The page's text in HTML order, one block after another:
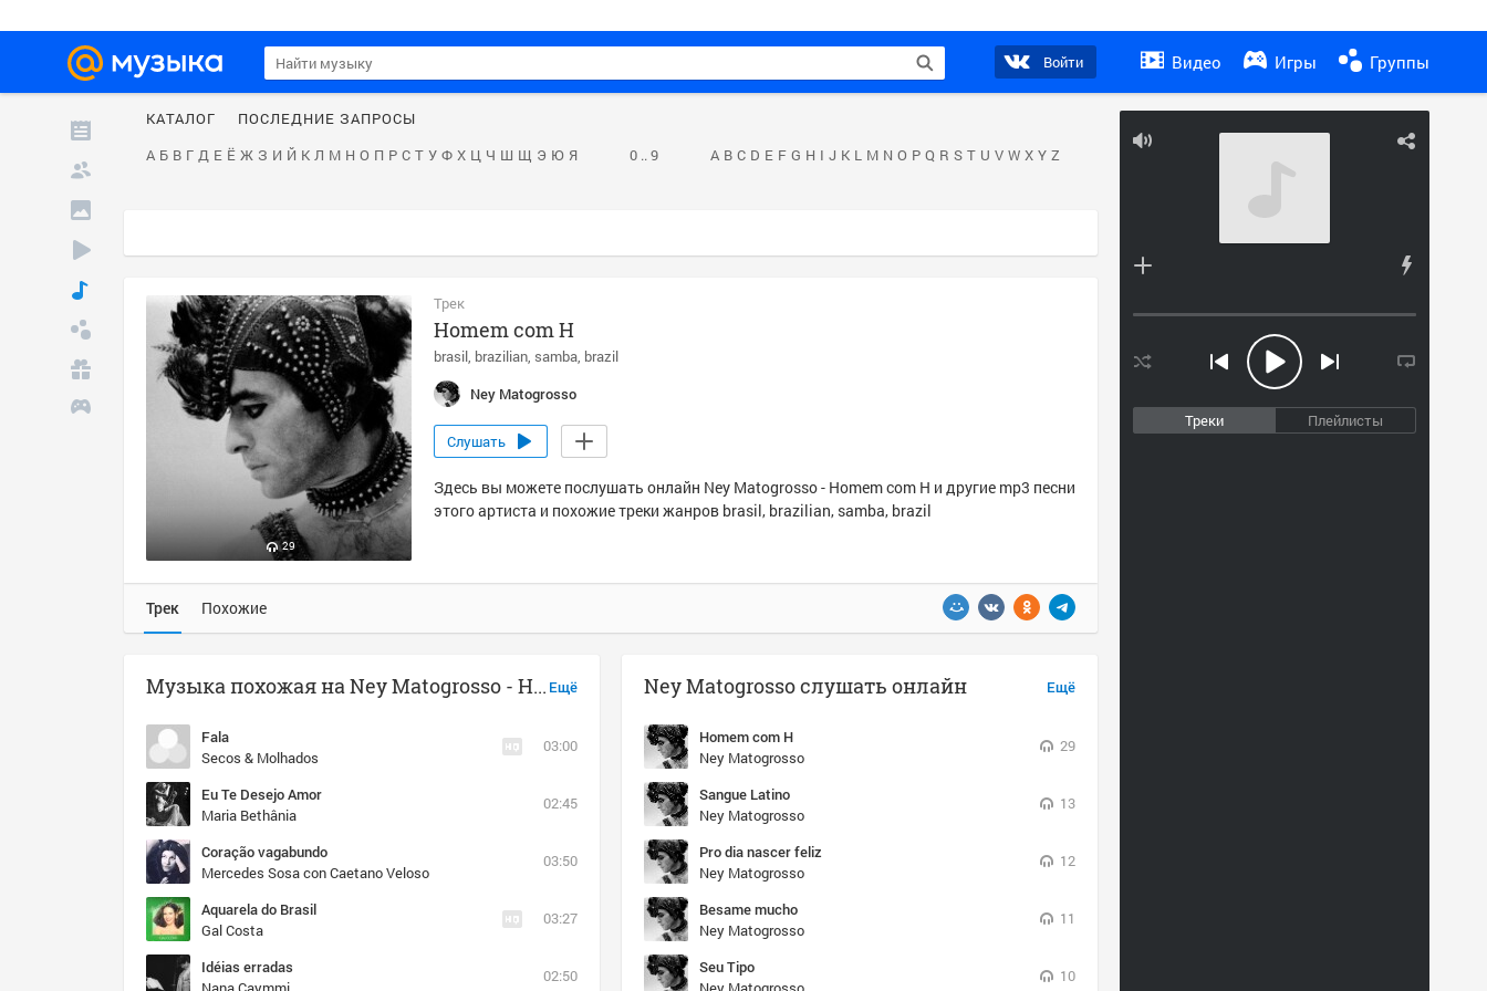
Войти Видео Игры Группы
Треки Плейлисты
КАТАЛОГ
ПОСЛЕДНИЕ ЗАПРОСЫ
А Б В Г Д Е Ё Ж З И Й К Л М Н О П Р С Т У Ф Х Ц Ч Ш Щ Э Ю Я 0 .. 9 A B C D E F G H I J K L M N O P Q R S T U V W X Y Z
29
Трек
Homem com H
brasil brazilian samba brazil
Ney Matogrosso
Слушать
Здесь вы можете послушать онлайн Ney Matogrosso - Homem com H и другие mp3 песни
этого артиста и похожие треки жанров brasil, brazilian, samba, brazil
Трек Похожие
Ещё
Музыка похожая на Ney Matogrosso - Homem com H
Fala
Secos & Molhados
03:00
Eu Te Desejo Amor
Maria Bethânia
02:45
Coração vagabundo
Mercedes Sosa con Caetano Veloso
03:50
Aquarela do Brasil
Gal Costa
03:27
Idéias erradas
02:50
Ещё
Ney Matogrosso слушать онлайн
Homem com H
Ney Matogrosso
29
Sangue Latino
Ney Matogrosso
13
Pro dia nascer feliz
Ney Matogrosso
12
Besame mucho
Ney Matogrosso
11
Seu Tipo
10